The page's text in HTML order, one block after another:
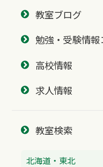
教室ブログ
勉強・受験情
高校情報
求人情報
教室検索
北海道・東北